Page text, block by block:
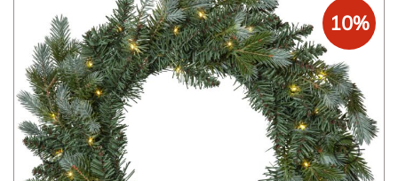
bildgalleriet
10%